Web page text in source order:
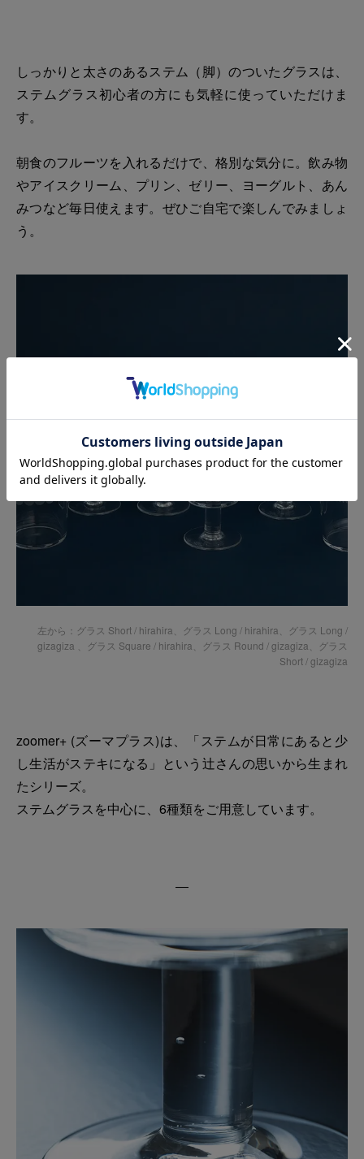
しっかりと太さのあるステム（脚）のついたグラスは、
ステムグラス初心者の方にも気軽に使っていただけま
す。
朝食のフルーツを入れるだけで、格別な気分に。飲み物
やアイスクリーム、プリン、ゼリー、ヨーグルト、あん
みつなど毎日使えます。ぜひご自宅で楽しんでみましょ
う。
左から： グラス Short / hirahira グラス Long / hirahira
グラス Long /
gizagiza
グラス Square / hirahira 、グラス Round / gizagiza、
グラス
Short / gizagiza
zoomer+ (ズーマプラス)は、「ステムが日常にあると少
し生活がステキになる」という辻さんの思いから生まれ
たシリーズ。
ステムグラスを中心に、6種類をご用意しています。
―